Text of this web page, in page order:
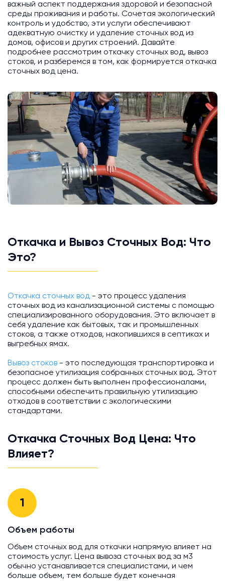
важный аспект поддержания здоровой и безопасной
среды проживания и работы. Сочетая экологический
контроль и удобство, эти услуги обеспечивают
адекватную очистку и удаление сточных вод из
домов, офисов и других строений. Давайте
подробнее рассмотрим откачку сточных вод, вывоз
стоков, и разберемся в том, как формируется откачка
сточных вод цена.
Откачка и Вывоз Сточных Вод: Что
Это?
Откачка сточных вод - это процесс удаления
сточных вод из канализационной системы с помощью
специализированного оборудования. Это включает в
себя удаление как бытовых, так и промышленных
стоков, а также отходов, накопившихся в септиках и
выгребных ямах.
Вывоз стоков - это последующая транспортировка и
безопасное утилизация собранных сточных вод. Этот
процесс должен быть выполнен профессионалами,
способными обеспечить правильную утилизацию
отходов в соответствии с экологическими
стандартами.
Откачка Сточных Вод Цена: Что
Влияет?
1
Объем работы
Объем сточных вод для откачки напрямую влияет на
стоимость услуг. Цена вывоза сточных вод за м3
обычно устанавливается специалистами, и чем
больше объем, тем больше будет конечная